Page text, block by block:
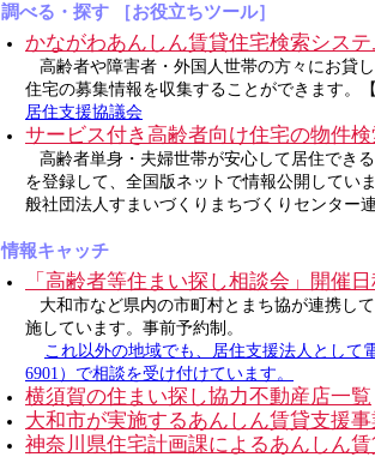
- 2022/5/10(火)
セーフティネット住宅の登録基準が緩和さ
た。 - 2021/4/16(金)
［まち協］リフォーム事業者様に対するア
概要 - 2021/1/26(火)
まち協が「住宅確保要配慮者居住支援法人
した。
- 2019/3/19(火)
住教育冊子（pdf版）をアップしました。 -
調べる・探す ［お役立ちツール］
かながわあんしん賃貸住宅検索シス
高齢者や障害者・外国人世帯の方々にお貸
住宅の募集情報を収集することができます。
居住支援協議会
サービス付き高齢者向け住宅の物件
高齢者単身・夫婦世帯が安心して居住でき
を登録して、全国版ネットで情報公開してい
般社団法人すまいづくりまちづくりセンター
情報キャッチ
「高齢者等住まい探し相談会」開催
大和市など県内の市町村とまち協が連携し
施しています。事前予約制。
これ以外の地域でも、居住支援法人として
6901）で相談を受け付けています。
横須賀の住まい探し協力不動産店一覧
大和市が実施するあんしん賃貸支援
神奈川県住宅計画課によるあんしん